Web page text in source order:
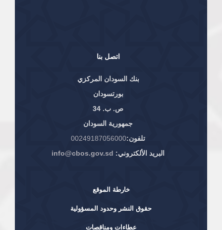
اتصل بنا
بنك السودان المركزي
بورتسودان
ص. ب. 34
جمهورية السودان
تلفون:00249187056000
البريد الألكتروني: info@cbos.gov.sd
خارطة الموقع
حقوق النشر وحدود المسؤولية
عطاءات ومناقصات